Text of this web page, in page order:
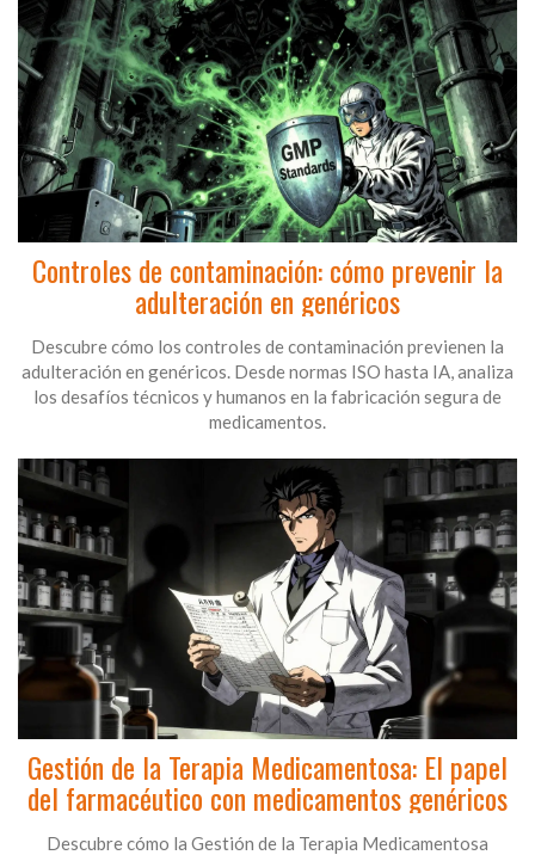
Controles de contaminación: cómo prevenir la
adulteración en genéricos
Descubre cómo los controles de contaminación previenen la
adulteración en genéricos. Desde normas ISO hasta IA, analiza
los desafíos técnicos y humanos en la fabricación segura de
medicamentos.
Gestión de la Terapia Medicamentosa: El papel
del farmacéutico con medicamentos genéricos
Descubre cómo la Gestión de la Terapia Medicamentosa